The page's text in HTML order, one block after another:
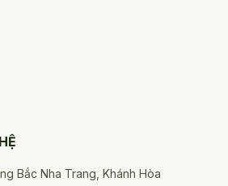
Bắc Nha Trang, Khánh Hòa